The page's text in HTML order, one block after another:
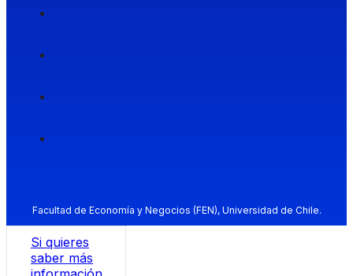
Facultad de Economía y Negocios (FEN), Universidad de Chile.
Si quieres
saber más